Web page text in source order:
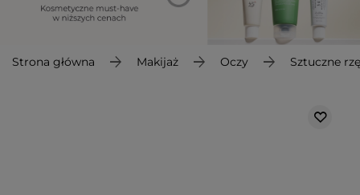
Zapisz się na newsletter pełen porad
Strona główna Makijaż Oczy Sztuczne